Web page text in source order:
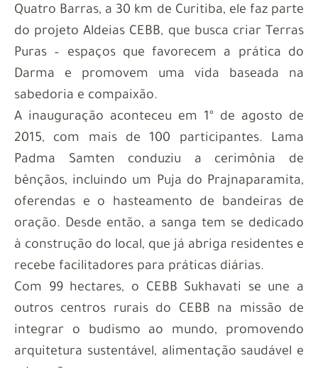
Quatro Barras, a 30 km de Curitiba, ele faz parte
do projeto Aldeias CEBB, que busca criar Terras
Puras – espaços que favorecem a prática do
Darma e promovem uma vida baseada na
sabedoria e compaixão.
A inauguração aconteceu em 1º de agosto de
2015, com mais de 100 participantes. Lama
Padma Samten conduziu a cerimônia de
bênçãos, incluindo um Puja do Prajnaparamita,
oferendas e o hasteamento de bandeiras de
oração. Desde então, a sanga tem se dedicado
à construção do local, que já abriga residentes e
recebe facilitadores para práticas diárias.
Com 99 hectares, o CEBB Sukhavati se une a
outros centros rurais do CEBB na missão de
integrar o budismo ao mundo, promovendo
arquitetura sustentável, alimentação saudável e